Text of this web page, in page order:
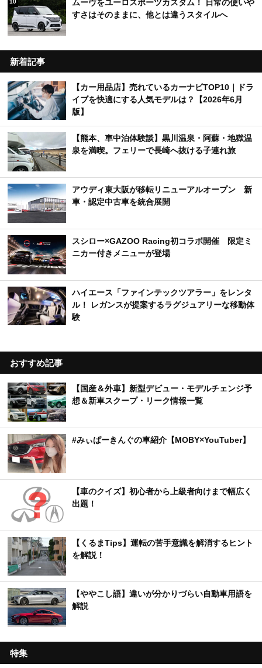
10
ムーヴをユーロスポーツカスタム！ 日常の使いや
すさはそのままに、他とは違うスタイルへ
新着記事
【カー用品店】売れているカーナビTOP10｜ドラ
イブを快適にする人気モデルは？【2026年6月
版】
【熊本、車中泊体験談】黒川温泉・阿蘇・地獄温
泉を満喫。フェリーで長崎へ抜ける子連れ旅
アウディ東大阪が移転リニューアルオープン 新
車・認定中古車を統合展開
スシロー×GAZOO Racing初コラボ開催 限定ミ
ニカー付きメニューが登場
ハイエース「ファインテックツアラー」をレンタ
ル！ レガンスが提案するラグジュアリーな移動体
験
おすすめ記事
【国産＆外車】新型デビュー・モデルチェンジ予
想＆新車スクープ・リーク情報一覧
#みぃぱーきんぐの車紹介【MOBY×YouTuber】
【車のクイズ】初心者から上級者向けまで幅広く
出題！
【くるまTips】運転の苦手意識を解消するヒント
を解説！
【ややこし語】違いが分かりづらい自動車用語を
解説
特集